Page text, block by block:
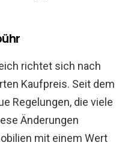
richtet sich nach
Kaufpreis. Seit dem
Regelungen, die viele
Änderungen
mit einem Wert